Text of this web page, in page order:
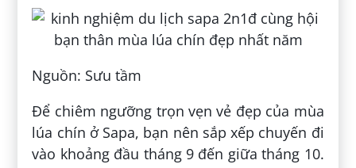
Nguồn: Sưu tầm
Để chiêm ngưỡng trọn vẹn vẻ đẹp của mùa
lúa chín ở Sapa, bạn nên sắp xếp chuyến đi
vào khoảng đầu tháng 9 đến giữa tháng 10.